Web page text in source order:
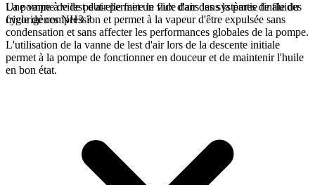
Une vanne de lest d'air permet un flux d'air dans la partie finale du
cycle de compression et permet à la vapeur d'être expulsée sans
condensation et sans affecter les performances globales de la pompe.
L'utilisation de la vanne de lest d'air lors de la descente initiale
permet à la pompe de fonctionner en douceur et de maintenir l'huile
en bon état.
La pompe à vide peut-elle faire le vide dans les systèmes de fluides
frigorigènes NH3 ?